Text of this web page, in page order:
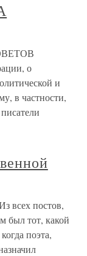
о
и
в частности,
всех постов,
был тот, какой
поэта,